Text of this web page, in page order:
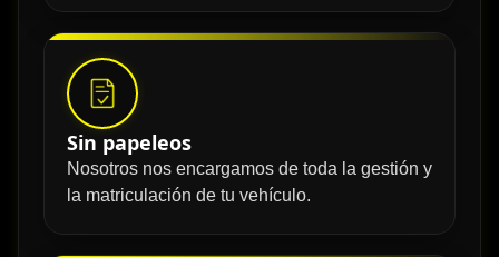
Sin papeleos
Nosotros nos encargamos de toda la gestión y
la matriculación de tu vehículo.